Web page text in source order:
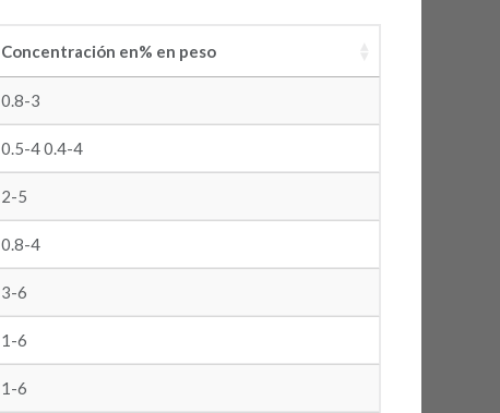
Concentración en% en peso
0.8-3
0.5-4 0.4-4
2-5
0.8-4
3-6
1-6
1-6